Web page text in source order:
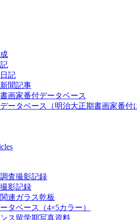
記
聞記事
画家番付データベース
ータベース（明治大正期書画家番付
査撮影記録
影記録
連ガラス乾板
タベース（4×5カラー）
ス留学期写真資料